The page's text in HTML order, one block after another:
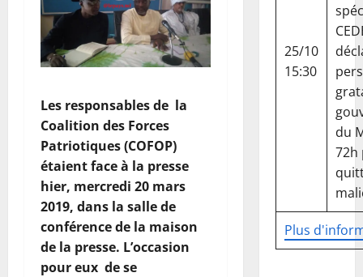
Les responsables de la
Coalition des Forces
Patriotiques (COFOP)
étaient face à la presse
hier, mercredi 20 mars
2019, dans la salle de
conférence de la maison
de la presse. L’occasion
pour eux de se
Plus
25/10
15:30
du
72h